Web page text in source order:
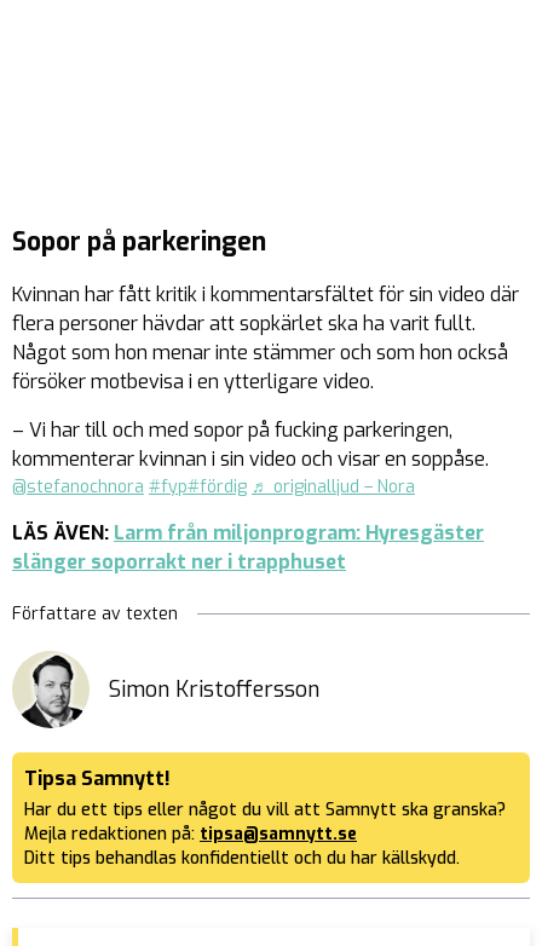
Sopor på parkeringen
Kvinnan har fått kritik i kommentarsfältet för sin video där
flera personer hävdar att sopkärlet ska ha varit fullt.
Något som hon menar inte stämmer och som hon också
försöker motbevisa i en ytterligare video.
– Vi har till och med sopor på fucking parkeringen,
kommenterar kvinnan i sin video och visar en soppåse.
@stefanochnora #fyp#fördig ♬ originalljud – Nora
LÄS ÄVEN: Larm från miljonprogram: Hyresgäster
slänger soporrakt ner i trapphuset
Författare av texten
Simon Kristoffersson
Tipsa Samnytt!
Har du ett tips eller något du vill att Samnytt ska granska?
Mejla redaktionen på: tipsa@samnytt.se
Ditt tips behandlas konfidentiellt och du har källskydd.